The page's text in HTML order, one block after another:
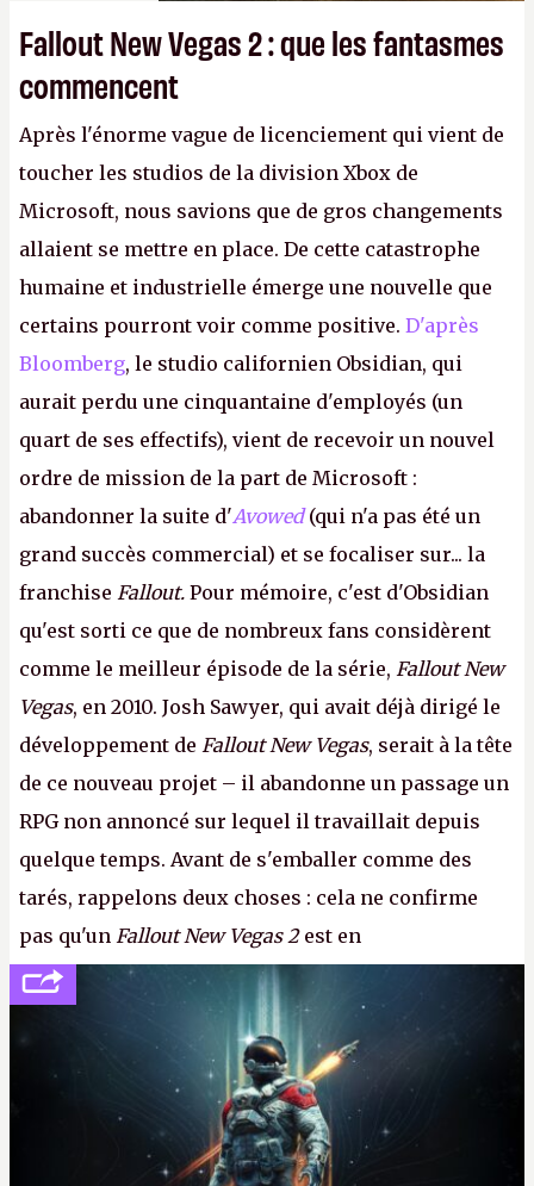
Fallout New Vegas 2 : que les fantasmes
commencent
Après l'énorme vague de licenciement qui vient de
toucher les studios de la division Xbox de
Microsoft, nous savions que de gros changements
allaient se mettre en place. De cette catastrophe
humaine et industrielle émerge une nouvelle que
certains pourront voir comme positive. D'après
Bloomberg, le studio californien Obsidian, qui
aurait perdu une cinquantaine d'employés (un
quart de ses effectifs), vient de recevoir un nouvel
ordre de mission de la part de Microsoft :
abandonner la suite d'Avowed(qui n'a pas été un
grand succès commercial) et se focaliser sur... la
franchise Fallout. Pour mémoire, c'est d'Obsidian
qu'est sorti ce que de nombreux fans considèrent
comme le meilleur épisode de la série, Fallout New
Vegas, en 2010. Josh Sawyer, qui avait déjà dirigé le
développement de Fallout New Vegas, serait à la tête
de ce nouveau projet – il abandonne un passage un
RPG non annoncé sur lequel il travaillait depuis
quelque temps. Avant de s'emballer comme des
tarés, rappelons deux choses : cela ne confirme
pas qu'un Fallout New Vegas 2est en
développement (pour ce que l'on sait, ils bossent
peut-être sur
Fallout Football ou
Fallout vs. Les
Lapins Crétins) et l'Obsidian d'aujourd'hui n'est plus
le même studio qu'il y a 15 ans. Mais bon, OK, on
peut commencer à fantasmer.A.